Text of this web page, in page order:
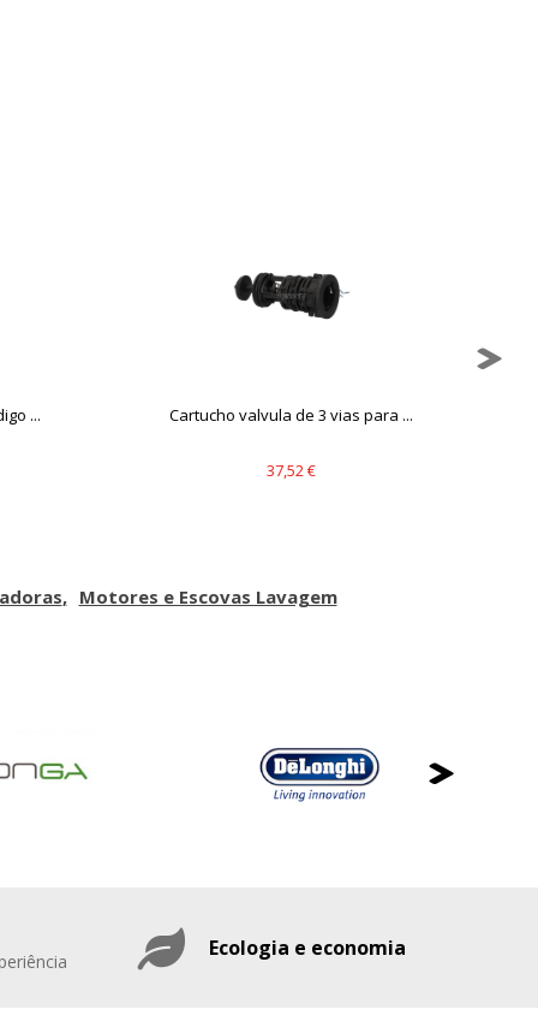
... Cartucho valvula de 3 vias para ...
37,52 €
Motores e Escovas Lavagem
Ecologia e economia